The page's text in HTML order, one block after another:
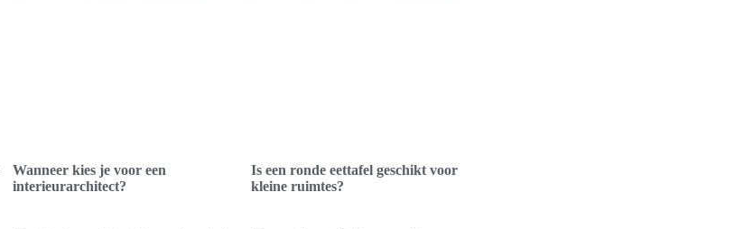
Wanneer kies je voor een
interieurarchitect?
Is een ronde eettafel geschikt voor
kleine ruimtes?